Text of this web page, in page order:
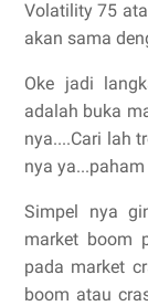
Volatility 75
akan sama
Oke jadi
adalah buka
nya....Cari lah
nya ya...paham
Simpel nya
market boom
pada market
boom atau